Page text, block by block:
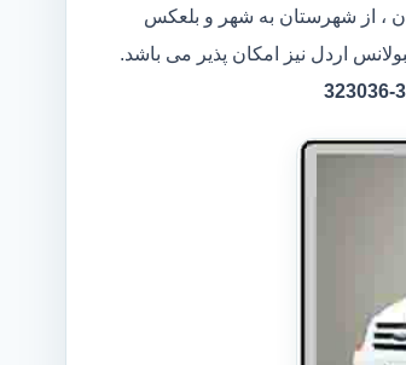
، از شهرستان به شهر و بلعکس
اردل نیز امکان پذیر می باشد.